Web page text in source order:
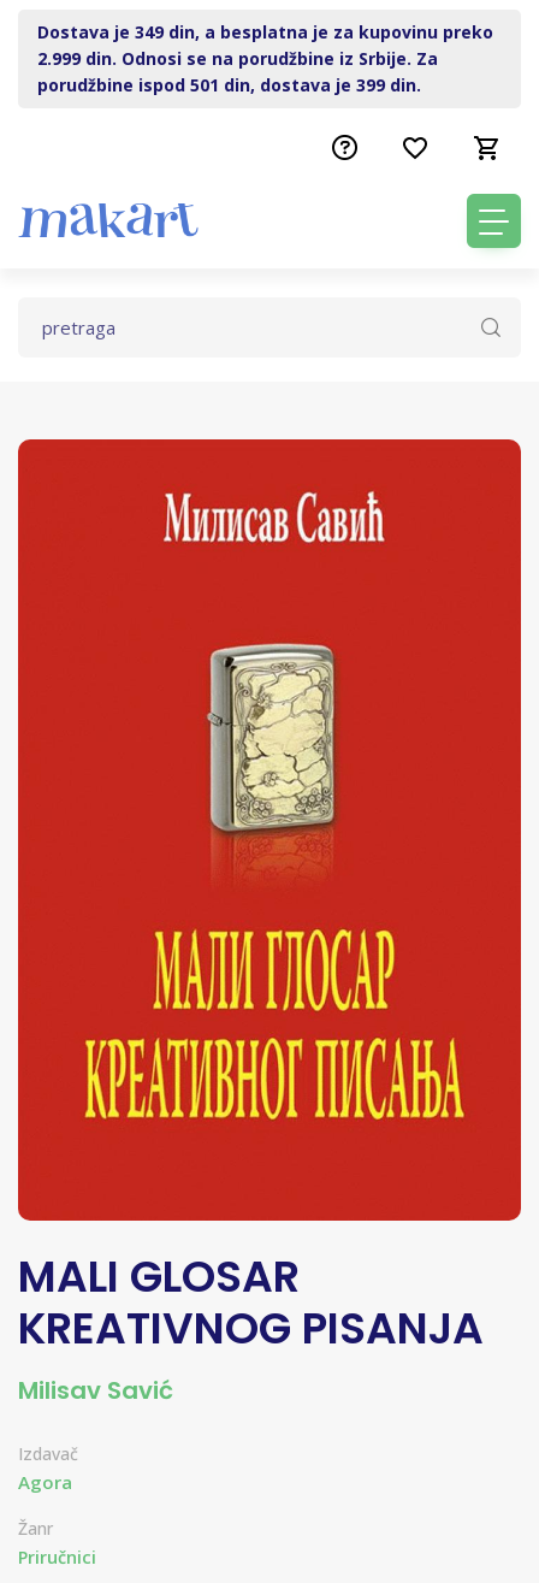
Dostava je 349 din, a besplatna je za kupovinu preko
2.999 din. Odnosi se na porudžbine iz Srbije. Za
porudžbine ispod 501 din, dostava je 399 din.
MALI GLOSAR
KREATIVNOG PISANJA
Milisav Savić
Izdavač
Agora
Žanr
Priručnici